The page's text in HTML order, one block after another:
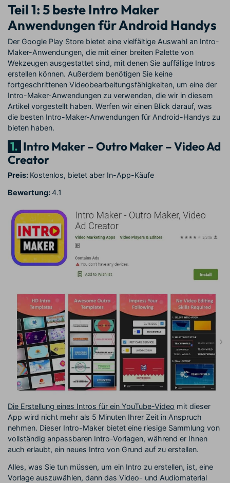
Teil 1: 5 beste Intro Maker
Anwendungen für Android Handys
Der Google Play Store bietet eine vielfältige Auswahl an Intro-
Maker-Anwendungen, die mit einer breiten Palette von
Wekzeugen ausgestattet sind, mit denen Sie auffällige Intros
erstellen können. Außerdem benötigen Sie keine
fortgeschrittenen Videobearbeitungsfähigkeiten, um eine der
Intro-Maker-Anwendungen zu verwenden, die wir in diesem
Artikel vorgestellt haben. Werfen wir einen Blick darauf, was
die besten Intro-Maker-Anwendungen für Android-Handys zu
bieten haben.
1. Intro Maker – Outro Maker – Video Ad
Creator
Preis: Kostenlos, bietet aber In-App-Käufe
Bewertung:4.1
Die Erstellung eines Intros für ein YouTube-Video mit dieser
App wird nicht mehr als 5 Minuten Ihrer Zeit in Anspruch
nehmen. Dieser Intro-Maker bietet eine riesige Sammlung von
vollständig anpassbaren Intro-Vorlagen, während er Ihnen
auch erlaubt, ein neues Intro von Grund auf zu erstellen.
Alles, was Sie tun müssen, um ein Intro zu erstellen, ist, eine
Vorlage auszuwählen, dann das Video- und Audiomaterial